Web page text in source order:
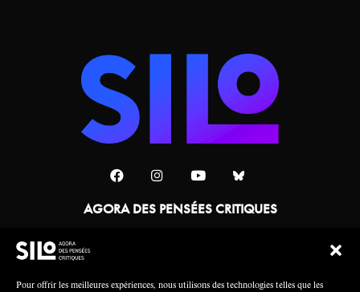
Pour offrir les meilleures expériences, nous utilisons des technologies telles que les
AGORA DES PENSÉES CRITIQUES